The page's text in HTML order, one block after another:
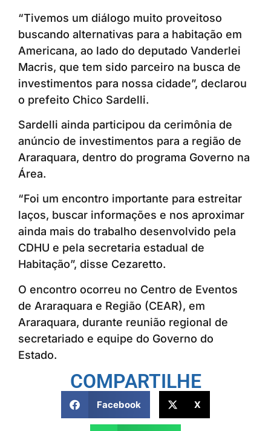
“Tivemos um diálogo muito proveitoso
buscando alternativas para a habitação em
Americana, ao lado do deputado Vanderlei
Macris, que tem sido parceiro na busca de
investimentos para nossa cidade”, declarou
o prefeito Chico Sardelli.
Sardelli ainda participou da cerimônia de
anúncio de investimentos para a região de
Araraquara, dentro do programa Governo na
Área.
“Foi um encontro importante para estreitar
laços, buscar informações e nos aproximar
ainda mais do trabalho desenvolvido pela
CDHU e pela secretaria estadual de
Habitação”, disse Cezaretto.
O encontro ocorreu no Centro de Eventos
de Araraquara e Região (CEAR), em
Araraquara, durante reunião regional de
secretariado e equipe do Governo do
Estado.
COMPARTILHE
Facebook X